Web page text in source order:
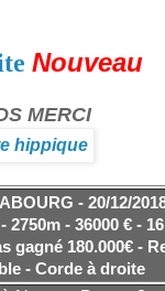
Nouveau
MERCI
- 20/12/
- 36000 € -
180.000€ -
- Corde à droite